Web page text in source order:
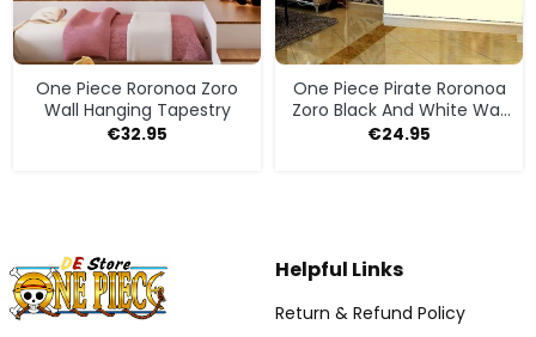
One Piece Roronoa Zoro
Wall Hanging Tapestry
€32.95
One Piece Pirate Roronoa
Zoro Black And White Wall
Art
€24.95
Helpful Links
Return & Refund Policy